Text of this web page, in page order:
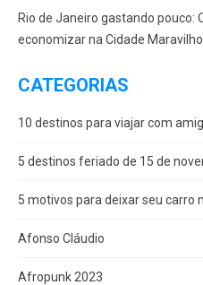
Rio de Janeiro gastando pouco:
economizar na Cidade
CATEGORIAS
10 destinos para viajar com
5 destinos feriado de 15 de
5 motivos para deixar seu carro
Afonso Cláudio
Afropunk 2023